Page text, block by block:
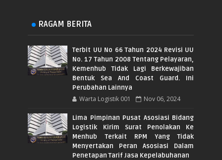
RAGAM BERITA
Terbit UU No 66 Tahun 2024 Revisi UU
No. 17 Tahun 2008 Tentang Pelayaran,
Kemenhub Tidak Lagi Berkewajiban
Bentuk Sea And Coast Guard. Ini
Perubahan Lainnya
Warta Logistik 001 Nov 06, 2024
Lima Pimpinan Pusat Asosiasi Bidang
Logistik Kirim Surat Penolakan Ke
Menhub Terkait RPM Yang Tidak
Menyertakan Peran Asosiasi Dalam
Penetapan Tarif Jasa Kepelabuhanan